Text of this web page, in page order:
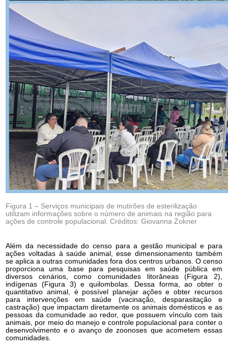
Figura 1 – Serviços municipais de mutirões de esterilização
utilizam informações sobre o número de animais na região para
ações de controle populacional. Créditos: Giovanna Zokner
Além da necessidade do censo para a gestão municipal e para
ações voltadas à saúde animal, esse dimensionamento também
se aplica a outras comunidades fora dos centros urbanos. O censo
proporciona uma base para pesquisas em saúde pública em
diversos cenários, como comunidades litorâneas (Figura 2),
indígenas (Figura 3) e quilombolas. Dessa forma, ao obter o
quantitativo animal, é possível planejar ações e obter recursos
para intervenções em saúde (vacinação, desparasitação e
castração) que impactam diretamente os animais domésticos e as
pessoas da comunidade ao redor, que possuem vínculo com tais
animais, por meio do manejo e controle populacional para conter o
desenvolvimento e o avanço de zoonoses que acometem essas
comunidades.